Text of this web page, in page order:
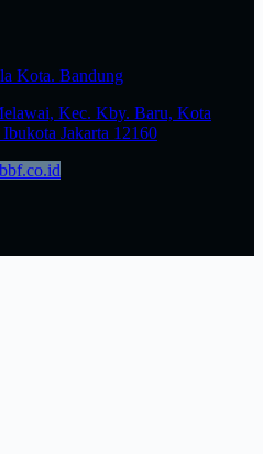
Kota. Bandung
Kec. Kby. Baru, Kota
Jakarta 12160